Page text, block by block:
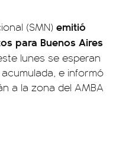
(SMN) emitió
para Buenos Aires
lunes se esperan
e informó
a la zona del AMBA